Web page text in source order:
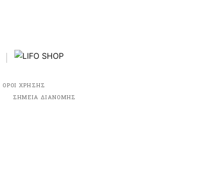
ΟΡΟΙ ΧΡΗΣΗΣ
ΣΗΜΕΙΑ ΔΙΑΝΟΜΗΣ